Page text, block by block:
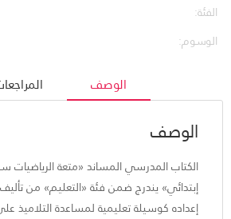
الفئة:
الوسوم:
الوصف
الوصف
إعداده كوسيلة تعليمية لمساعدة التلاميذ